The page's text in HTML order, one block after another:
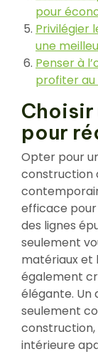
pour
Privilégier
une
Penser à
profiter au
Choisir
pour
Opter pour
construction
efficace pour
des lignes
seulement
matériaux et
également
élégante. Un
seulement
construction,
intérieure